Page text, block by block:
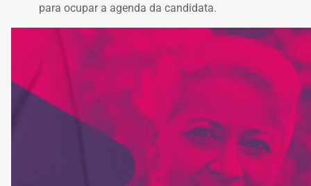
para ocupar a agenda da candidata.